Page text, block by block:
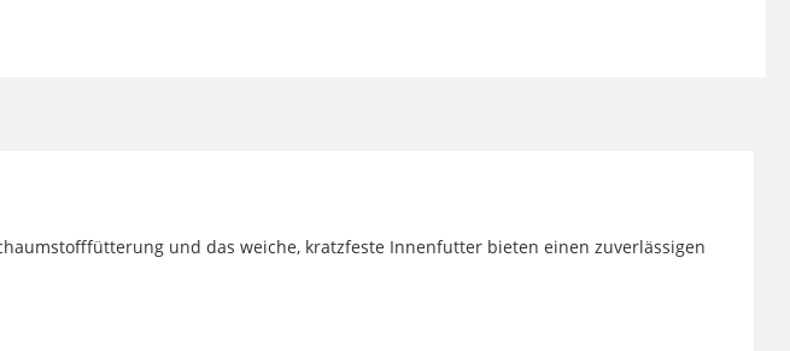
und das weiche, kratzfeste Innenfutter bieten einen zuverlässigen